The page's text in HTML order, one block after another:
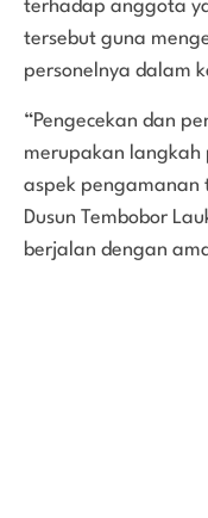
terhadap anggota
tersebut guna
personelnya dalam
“Pengecekan dan
merupakan
aspek pengamanan
Dusun Tembobor
berjalan dengan